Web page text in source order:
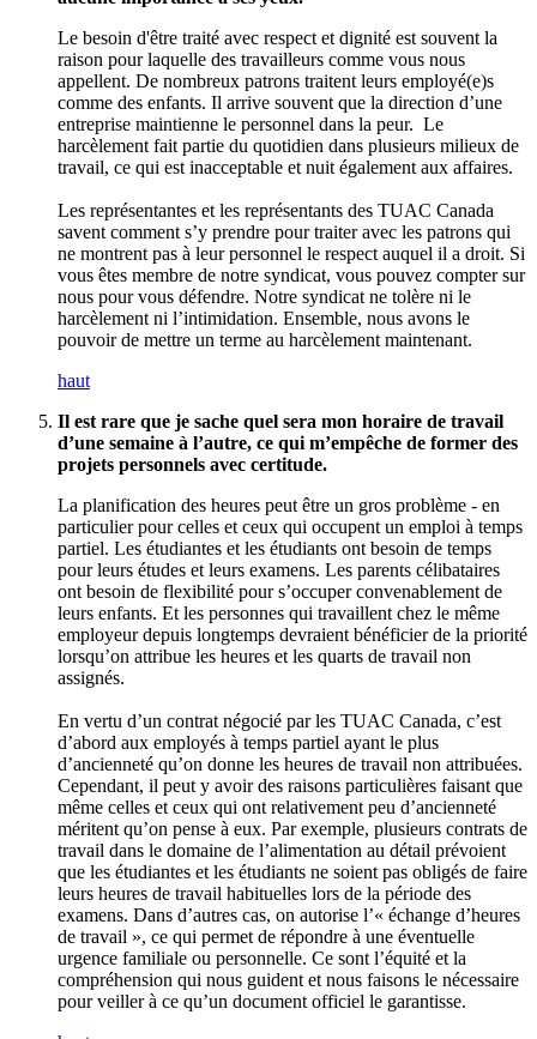
Le besoin d'être traité avec respect et dignité est souvent la
raison pour laquelle des travailleurs comme vous nous
appellent. De nombreux patrons traitent leurs employé(e)s
comme des enfants. Il arrive souvent que la direction d’une
entreprise maintienne le personnel dans la peur. Le
harcèlement fait partie du quotidien dans plusieurs milieux de
travail, ce qui est inacceptable et nuit également aux affaires.
Les représentantes et les représentants des TUAC Canada
savent comment s’y prendre pour traiter avec les patrons qui
ne montrent pas à leur personnel le respect auquel il a droit. Si
vous êtes membre de notre syndicat, vous pouvez compter sur
nous pour vous défendre. Notre syndicat ne tolère ni le
harcèlement ni l’intimidation. Ensemble, nous avons le
pouvoir de mettre un terme au harcèlement maintenant.
haut
Il est rare que je sache quel sera mon horaire de travail
d’une semaine à l’autre, ce qui m’empêche de former des
projets personnels avec certitude.
La planification des heures peut être un gros problème - en
particulier pour celles et ceux qui occupent un emploi à temps
partiel. Les étudiantes et les étudiants ont besoin de temps
pour leurs études et leurs examens. Les parents célibataires
ont besoin de flexibilité pour s’occuper convenablement de
leurs enfants. Et les personnes qui travaillent chez le même
employeur depuis longtemps devraient bénéficier de la priorité
lorsqu’on attribue les heures et les quarts de travail non
assignés.
En vertu d’un contrat négocié par les TUAC Canada, c’est
d’abord aux employés à temps partiel ayant le plus
d’ancienneté qu’on donne les heures de travail non attribuées.
Cependant, il peut y avoir des raisons particulières faisant que
même celles et ceux qui ont relativement peu d’ancienneté
méritent qu’on pense à eux. Par exemple, plusieurs contrats de
travail dans le domaine de l’alimentation au détail prévoient
que les étudiantes et les étudiants ne soient pas obligés de faire
leurs heures de travail habituelles lors de la période des
examens. Dans d’autres cas, on autorise l’« échange d’heures
de travail », ce qui permet de répondre à une éventuelle
urgence familiale ou personnelle. Ce sont l’équité et la
compréhension qui nous guident et nous faisons le nécessaire
pour veiller à ce qu’un document officiel le garantisse.